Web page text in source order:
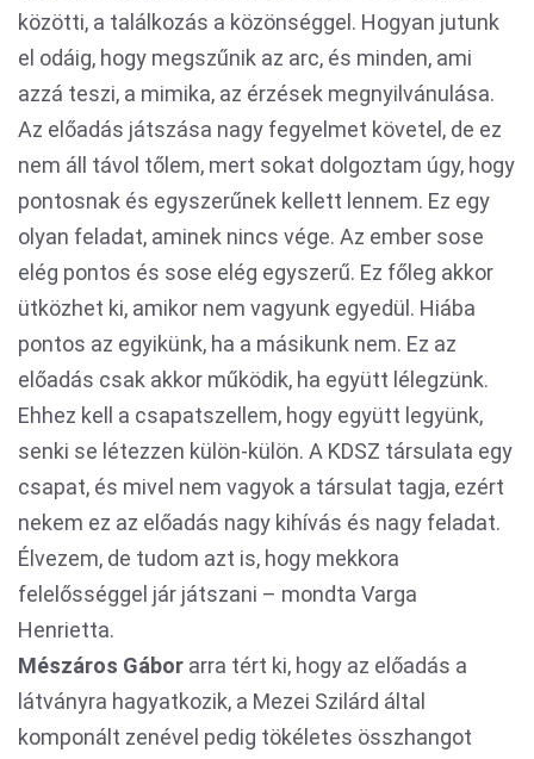
közötti, a találkozás a közönséggel. Hogyan jutunk
el odáig, hogy megszűnik az arc, és minden, ami
azzá teszi, a mimika, az érzések megnyilvánulása.
Az előadás játszása nagy fegyelmet követel, de ez
nem áll távol tőlem, mert sokat dolgoztam úgy, hogy
pontosnak és egyszerűnek kellett lennem. Ez egy
olyan feladat, aminek nincs vége. Az ember sose
elég pontos és sose elég egyszerű. Ez főleg akkor
ütközhet ki, amikor nem vagyunk egyedül. Hiába
pontos az egyikünk, ha a másikunk nem. Ez az
előadás csak akkor működik, ha együtt lélegzünk.
Ehhez kell a csapatszellem, hogy együtt legyünk,
senki se létezzen külön-külön. A KDSZ társulata egy
csapat, és mivel nem vagyok a társulat tagja, ezért
nekem ez az előadás nagy kihívás és nagy feladat.
Élvezem, de tudom azt is, hogy mekkora
felelősséggel jár játszani – mondta Varga
Henrietta.
Mészáros Gábor arra tért ki, hogy az előadás a
látványra hagyatkozik, a Mezei Szilárd által
komponált zenével pedig tökéletes összhangot